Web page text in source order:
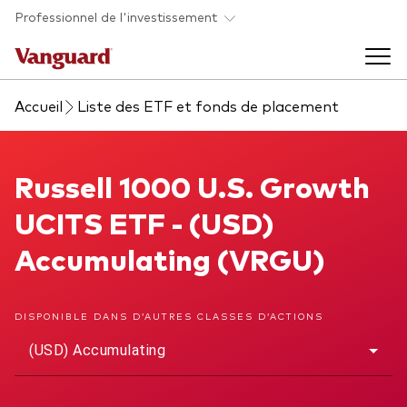
Skip to main content
Professionnel de l'investissement
Fonds et ETFs
Tous les produits
Analyses et événements
Back to main menu
À propos de Vanguard
À propos de Vanguard
Accueil Liste des ETF et fonds de placement
Russell 1000 U.S. Growth UCITS ETF
Russell 1000 U.S. Growth
UCITS ETF - (USD)
Accumulating (VRGU)
DISPONIBLE DANS D’AUTRES CLASSES D’ACTIONS
(USD) Accumulating